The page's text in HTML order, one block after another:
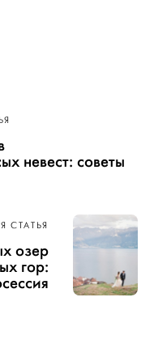
невест: советы
СТАТЬЯ
озер
гор: